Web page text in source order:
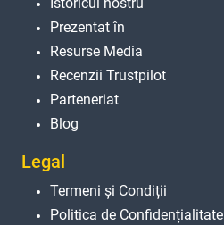
Prezentat în
Resurse Media
Recenzii Trustpilot
Parteneriat
Blog
Legal
Termeni și Condiții
Politica de Confidențialitate